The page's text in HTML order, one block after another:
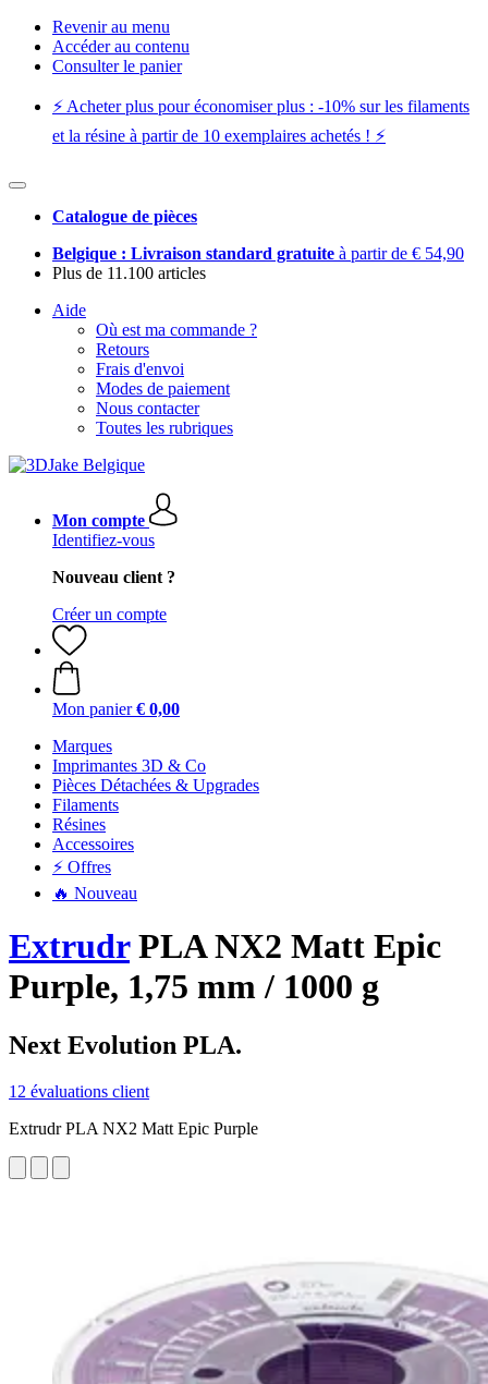
Revenir au menu
Accéder au contenu
Consulter le panier
⚡️ Acheter plus pour économiser plus : -10% sur les filaments
et la résine à partir de 10 exemplaires achetés ! ⚡️
Catalogue de pièces
Belgique : Livraison standard gratuite à partir de € 54,90
Plus de 11.100 articles
Aide
Où est ma commande ?
Retours
Frais d'envoi
Modes de paiement
Nous contacter
Toutes les rubriques
Mon compte
Identifiez-vous
Nouveau client ?
Créer un compte
Mon panier € 0,00
Marques
Imprimantes 3D & Co
Pièces Détachées & Upgrades
Filaments
Résines
Accessoires
⚡ Offres
🔥 Nouveau
ExtrudrPLA NX2 Matt Epic
Purple, 1,75 mm / 1000 g
Next Evolution PLA.
12 évaluations client
Extrudr PLA NX2 Matt Epic Purple